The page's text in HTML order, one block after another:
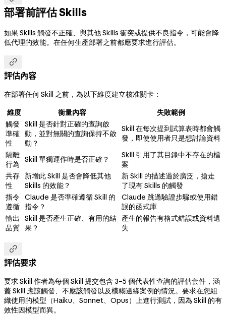
部署前評估 Skills
如果 Skills 觸發不正確、與其他 Skills 衝突或提供不良指令，可能會降
低代理的效能。在任何生產部署之前都應要求進行評估。

評估內容
在部署任何 Skill 之前，為以下維度建立核准關卡：
維度
衡量內容
失敗範例
觸發
準確
性
Skill 是否針對正確的查詢啟
動，並對無關的查詢保持不啟
動？
Skill 在每次提到試算表時都會觸
發，即使使用者只是想討論資料
隔離
行為
Skill 單獨運作時是否正確？
Skill 引用了其目錄中不存在的檔
案
共存
性
新增此 Skill 是否會降低其他
Skills 的效能？
新 Skill 的描述過於廣泛，搶走
了現有 Skills 的觸發
指令
遵循
Claude 是否準確遵循 Skill 的
指令？
Claude 跳過驗證步驟或使用錯
誤的函式庫
輸出
品質
Skill 是否產生正確、有用的結
果？
產生的報告有格式錯誤或資料遺
失

評估要求
要求 Skill 作者為每個 Skill 提交包含 3–5 個代表性查詢的評估套件，涵
蓋 Skill 應該觸發、不應該觸發以及模糊邊緣案例的情況。要求在您組
織使用的模型（Haiku、Sonnet、Opus）上進行測試，因為 Skill 的有
效性因模型而異。